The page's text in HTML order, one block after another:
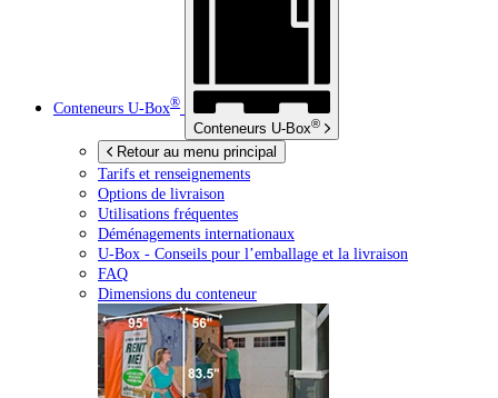
Conteneurs U-Box®
Conteneurs U-Box®
Retour au menu principal
Tarifs et renseignements
Options de livraison
Utilisations fréquentes
Déménagements internationaux
U-Box - Conseils pour l’emballage et la livraison
FAQ
Dimensions du conteneur